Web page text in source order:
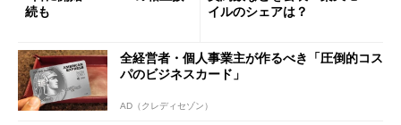
続も
イルのシェアは？
全経営者・個人事業主が作るべき「圧倒的コス
パのビジネスカード」
AD（クレディセゾン）